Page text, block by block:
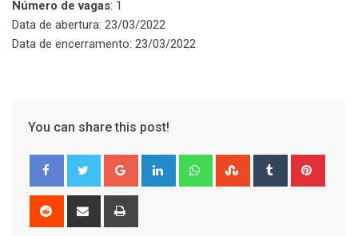
Número de vagas: 1
Data de abertura: 23/03/2022
Data de encerramento: 23/03/2022
You can share this post!
Google+ LinkedIn WhatsappStumbleUpon
Tumblr
Reddit
Share